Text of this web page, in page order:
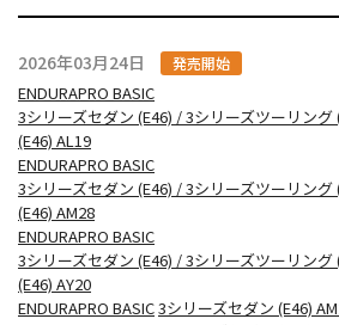
2026年03月24日 発売開始
ENDURAPRO BASIC
3シリーズセダン (E46) / 3シリーズツーリング
(E46) AL19
ENDURAPRO BASIC
3シリーズセダン (E46) / 3シリーズツーリング
(E46) AM28
ENDURAPRO BASIC
3シリーズセダン (E46) / 3シリーズツーリング
(E46) AY20
ENDURAPRO BASIC3シリーズセダン (E46)